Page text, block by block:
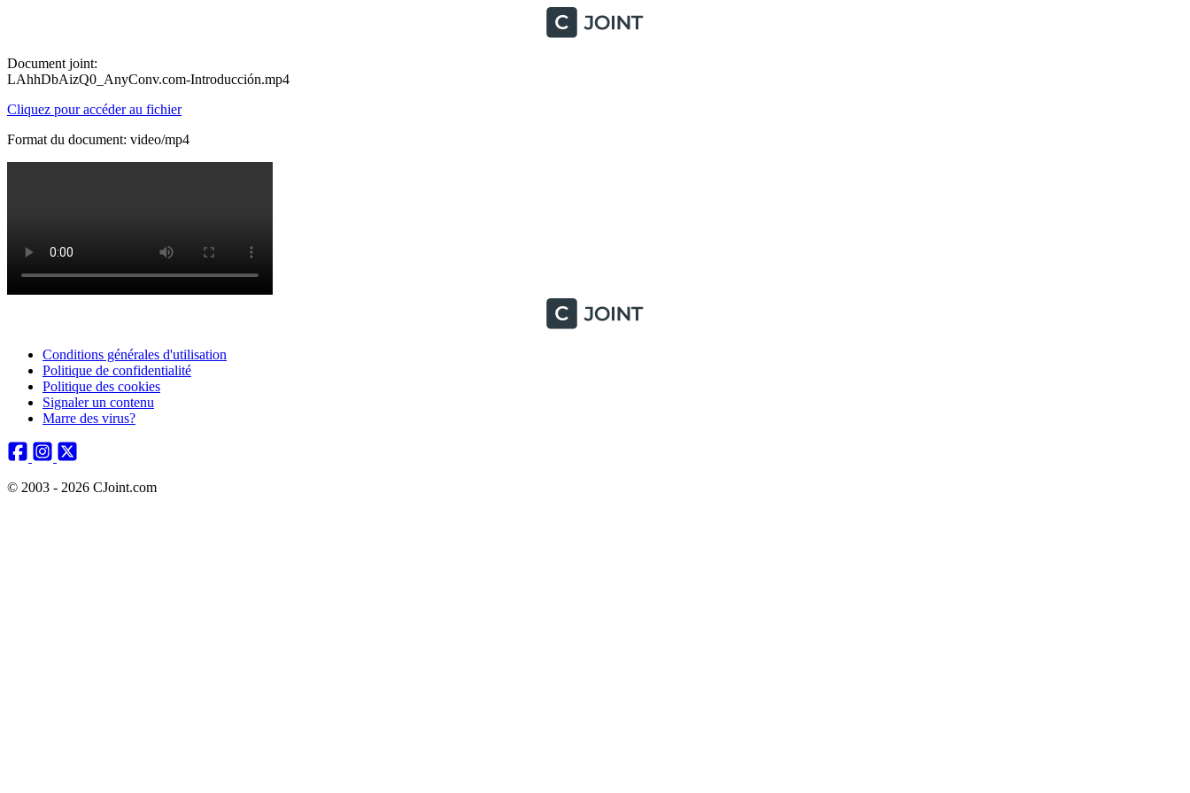
Document joint:
LAhhDbAizQ0_AnyConv.com-Introducción.mp4
Cliquez pour accéder au fichier
Format du document: video/mp4
Conditions générales d'utilisation
Politique de confidentialité
Politique des cookies
Signaler un contenu
Marre des virus?
© 2003 - 2026 CJoint.com